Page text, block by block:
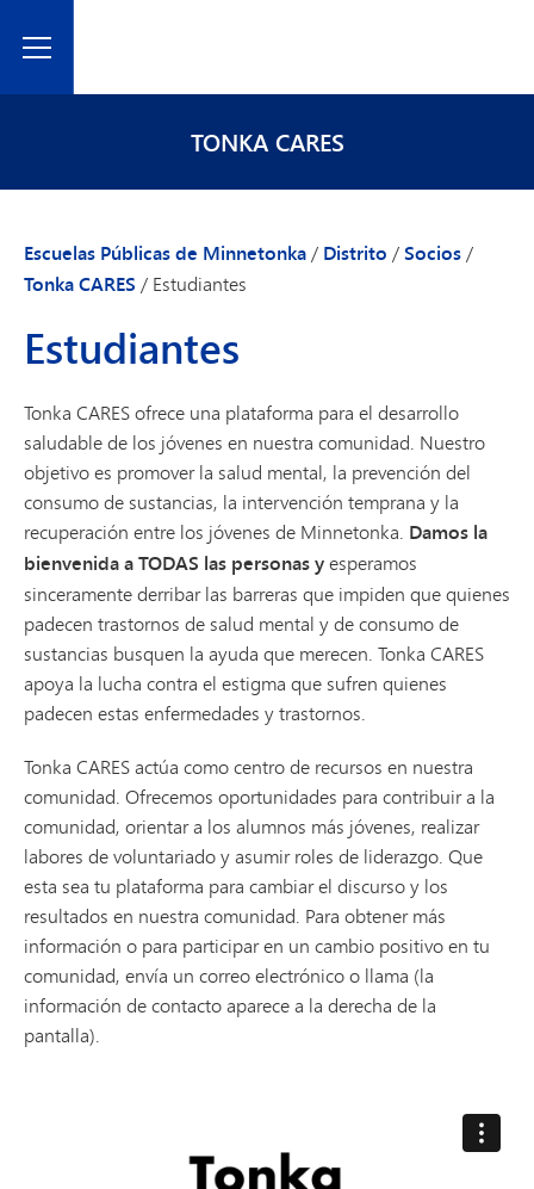
Toggle Menu
TONKA CARES
Escuelas Públicas de Minnetonka/ Distrito /Socios/
Tonka CARES / Estudiantes
Estudiantes
Tonka CARES ofrece una plataforma para el desarrollo
saludable de los jóvenes en nuestra comunidad. Nuestro
objetivo es promover la salud mental, la prevención del
consumo de sustancias, la intervención temprana y la
recuperación entre los jóvenes de Minnetonka. Damos la
bienvenida a TODAS las personas yesperamos
sinceramente derribar las barreras que impiden que quienes
padecen trastornos de salud mental y de consumo de
sustancias busquen la ayuda que merecen. Tonka CARES
apoya la lucha contra el estigma que sufren quienes
padecen estas enfermedades y trastornos.
Tonka CARES actúa como centro de recursos en nuestra
comunidad. Ofrecemos oportunidades para contribuir a la
comunidad, orientar a los alumnos más jóvenes, realizar
labores de voluntariado y asumir roles de liderazgo. Que
esta sea tu plataforma para cambiar el discurso y los
resultados en nuestra comunidad. Para obtener más
información o para participar en un cambio positivo en tu
comunidad, envía un correo electrónico o llama (la
información de contacto aparece a la derecha de la
pantalla).